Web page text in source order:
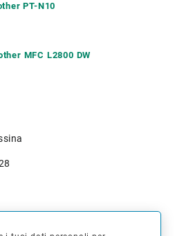
PT-N10
MFC L2800 DW